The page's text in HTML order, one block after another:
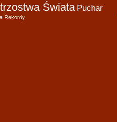
Świata Puchar
Rekordy